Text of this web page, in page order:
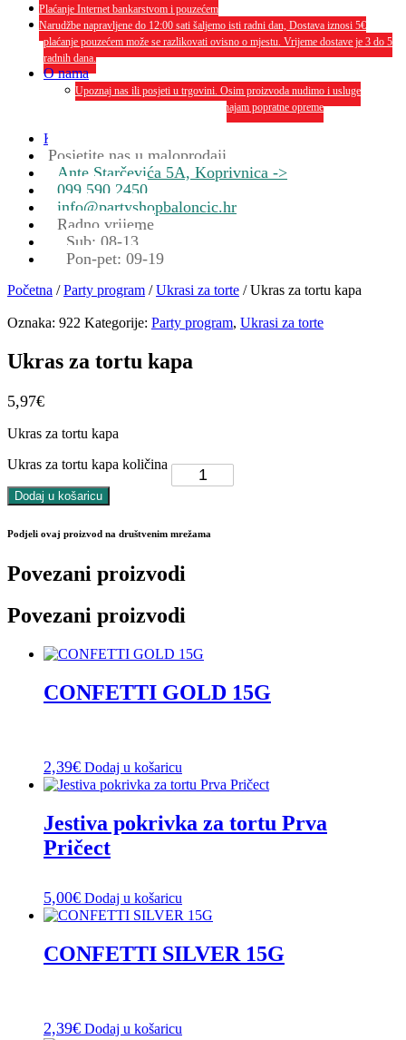
Plaćanje Internet bankarstvom i pouzećem
Narudžbe napravljene do 12:00 sati šaljemo isti radni dan, Dostava iznosi 5€
plaćanje pouzećem može se razlikovati ovisno o mjestu. Vrijeme dostave je 3 do 5
radnih dana.
O nama
Upoznaj nas ili posjeti u trgovini. Osim proizvoda nudimo i usluge
dekoriranja interijera i eksterija te najam popratne opreme
Kontakt
Posjetite nas u maloprodaji
Ante Starčevića 5A, Koprivnica ->
099 590 2450
info@partyshopbaloncic.hr
Radno vrijeme
Sub: 08-13
Pon-pet: 09-19
Početna /Party program /Ukrasi za torte / Ukras za tortu kapa
Oznaka: 922 Kategorije: Party program, Ukrasi za torte
Ukras za tortu kapa
5,97€
Ukras za tortu kapa
Ukras za tortu kapa količina
Dodaj u košaricu
Podjeli ovaj proizvod na društvenim mrežama
Povezani proizvodi
Povezani proizvodi
CONFETTI GOLD 15G
2,39€ Dodaj u košaricu
Jestiva pokrivka za tortu Prva
Pričect
5,00€ Dodaj u košaricu
CONFETTI SILVER 15G
2,39€ Dodaj u košaricu